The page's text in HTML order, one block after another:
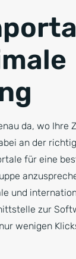
da, wo Ihre
an der
für eine
und
zur
wenigen